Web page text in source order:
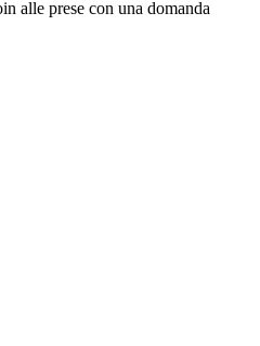
alle prese con una domanda